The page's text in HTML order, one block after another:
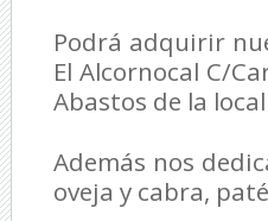
Podrá adquirir
El Alcornocal C/
Abastos de la
Además nos
oveja y cabra,